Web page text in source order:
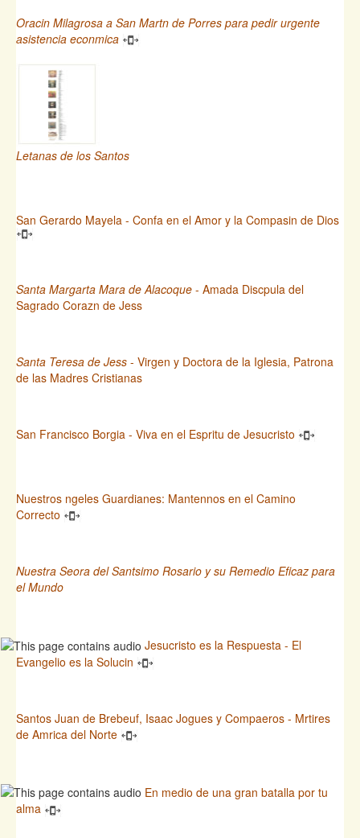
Oracin Milagrosa a San Martn de Porres para pedir urgente
asistencia econmica
Letanas de los Santos
San Gerardo Mayela - Confa en el Amor y la Compasin de Dios
Santa Margarta Mara de Alacoque - Amada Discpula del
Sagrado Corazn de Jess
Santa Teresa de Jess - Virgen y Doctora de la Iglesia, Patrona
de las Madres Cristianas
San Francisco Borgia - Viva en el Espritu de Jesucristo
Nuestros ngeles Guardianes: Mantennos en el Camino
Correcto
Nuestra Seora del Santsimo Rosario y su Remedio Eficaz para
el Mundo
Jesucristo es la Respuesta - El
Evangelio es la Solucin
Santos Juan de Brebeuf, Isaac Jogues y Compaeros - Mrtires
de Amrica del Norte
En medio de una gran batalla por tu
alma